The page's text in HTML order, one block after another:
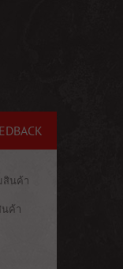
สินค้า
นค้า